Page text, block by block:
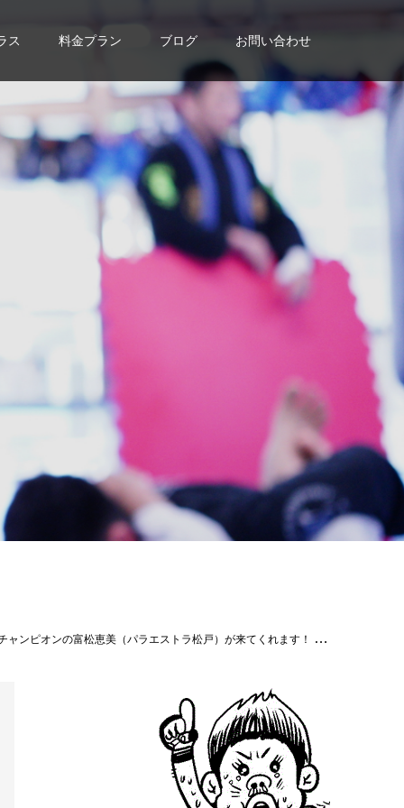
ス 料金プラン ブログ お問い合わせ
タジオ:〒902-0076沖縄県那覇市与儀2-21-1 Tel 098-851-4739 Mail reversal.the@gmail.com URLhttps://theparaestra.jp/ #パラエストラ #沖縄 #那覇 #与儀 #MMA #shooto #コザ #総合格闘技 #修斗 #キックボクシング #柔術 #jiujitsu #ダイエット